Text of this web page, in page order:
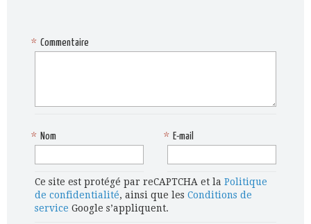
Commentaire
*
Nom
* E-mail
*
Ce site est protégé par reCAPTCHA et la Politique
de confidentialité, ainsi que les Conditions de
service Google s’appliquent.